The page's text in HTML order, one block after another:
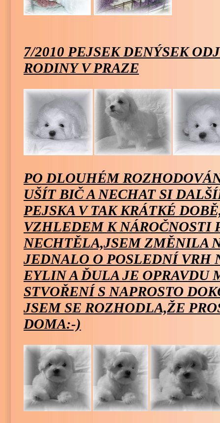
7/2010 PEJSEK DENÝSEK
RODINY V PRAZE
PO DLOUHÉM
UŠÍT BIČ A NECHAT SI
PEJSKA V TAK KRÁTKÉ
VZHLEDEM K NÁROČNOSTI
NECHTĚLA,JSEM ZMĚNILA
JEDNALO O POSLEDNÍ VRH
EYLIN A ĎULA JE OPRAVDU
STVOŘENÍ S NAPROSTO
JSEM SE ROZHODLA,ŽE
DOMA:-)